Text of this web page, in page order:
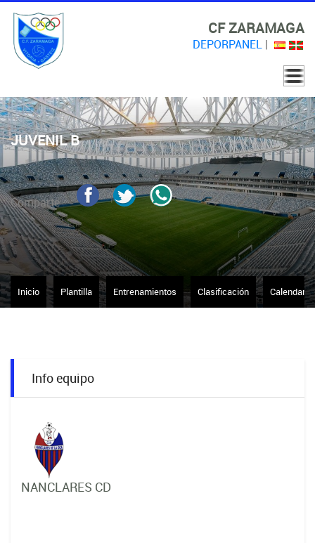
CF ZARAMAGA
DEPORPANEL |
JUVENIL B
Comparte
Inicio Plantilla Entrenamientos Clasificación Calendario
Info equipo
NANCLARES CD